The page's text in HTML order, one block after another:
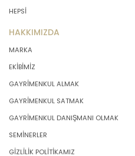
HEPSİ
HAKKIMIZDA
MARKA
EKİBİMİZ
GAYRİMENKUL ALMAK
GAYRİMENKUL SATMAK
GAYRİMENKUL DANIŞMANI OLMAK
SEMİNERLER
GİZLİLİK POLİTİKAMIZ